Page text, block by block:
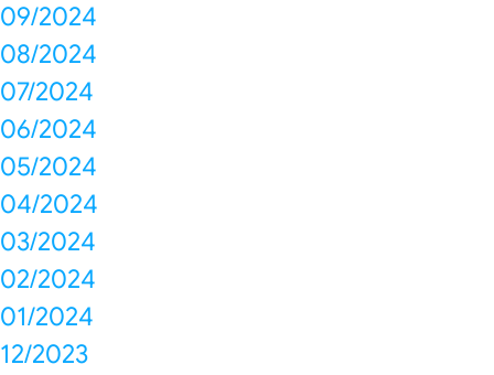
09/2024
08/2024
07/2024
06/2024
05/2024
04/2024
03/2024
02/2024
01/2024
12/2023